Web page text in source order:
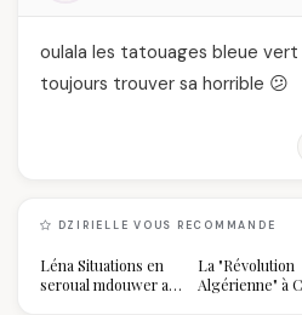
oulala les tatouages bleue vert
toujours trouver sa horrible 😕
DZIRIELLE VOUS RECOMMANDE
Léna Situations en
seroual mdouwer au
La "Révolution
Algérienne" à